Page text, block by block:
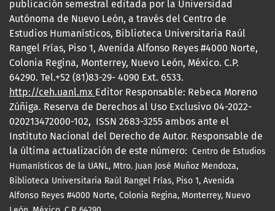
publicación semestral editada por la Universidad
Autónoma de Nuevo León, a través del Centro de
Estudios Humanísticos, Biblioteca Universitaria Raúl
Rangel Frías, Piso 1, Avenida Alfonso Reyes #4000 Norte,
Colonia Regina, Monterrey, Nuevo León, México. C.P.
64290. Tel.+52 (81)83-29- 4090 Ext. 6533.
http://ceh.uanl.mx Editor Responsable: Rebeca Moreno
Zúñiga. Reserva de Derechos al Uso Exclusivo 04-2022-
020213472000-102, ISSN 2683-3255 ambos ante el
Instituto Nacional del Derecho de Autor. Responsable de
la última actualización de este número: Centro de Estudios
Humanísticos de la UANL, Mtro. Juan José Muñoz Mendoza,
Biblioteca Universitaria Raúl Rangel Frías, Piso 1, Avenida
Alfonso Reyes #4000 Norte, Colonia Regina, Monterrey, Nuevo